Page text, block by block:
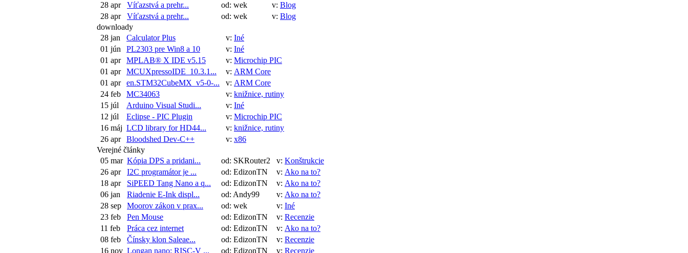
28 apr
Víťazstvá a prehr... od: wek v: Blog
28 apr
Víťazstvá a prehr... od: wek v: Blog
downloady
28 jan
Calculator Plus v: Iné
01 jún
PL2303 pre Win8 a 10 v: Iné
01 apr
MPLAB® X IDE v5.15 v: Microchip PIC
01 apr
MCUXpressoIDE_10.3.1... v: ARM Core
01 apr
en.STM32CubeMX_v5-0-... v: ARM Core
24 feb
MC34063 v: knižnice, rutiny
15 júl
Arduino Visual Studi... v: Iné
12 júl
Eclipse - PIC Plugin v: Microchip PIC
16 máj LCD library for HD44... v: knižnice, rutiny
26 apr
Bloodshed Dev-C++ v: x86
Verejné články
05 mar Kópia DPS a pridani... od: SKRouter2 v: Konštrukcie
26 apr
I2C programátor je ... od: EdizonTN v: Ako na to?
18 apr
SiPEED Tang Nano a q... od: EdizonTN v: Ako na to?
06 jan
Riadenie E-Ink displ... od: Andy99 v: Ako na to?
28 sep
Moorov zákon v prax... od: wek v: Iné
23 feb
Pen Mouse od: EdizonTN v: Recenzie
11 feb
Práca cez internet od: EdizonTN v: Ako na to?
08 feb
Čínsky klon Saleae... od: EdizonTN v: Recenzie
16 nov Longan nano: RISC-V ... od: EdizonTN v: Recenzie